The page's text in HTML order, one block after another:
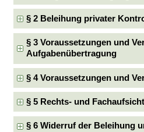
§ 2 Beleihung privater
§ 3 Voraussetzungen und
Aufgabenübertragung
§ 4 Voraussetzungen und
§ 5 Rechts- und
§ 6 Widerruf der Beleihung